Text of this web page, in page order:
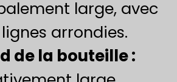
large, avec
arrondies.
de la bouteille :​